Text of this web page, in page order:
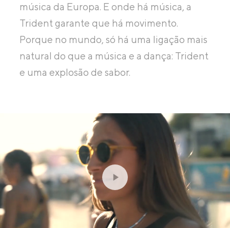
música da Europa. E onde há música, a
Trident garante que há movimento.
Porque no mundo, só há uma ligação mais
natural do que a música e a dança: Trident
e uma explosão de sabor.